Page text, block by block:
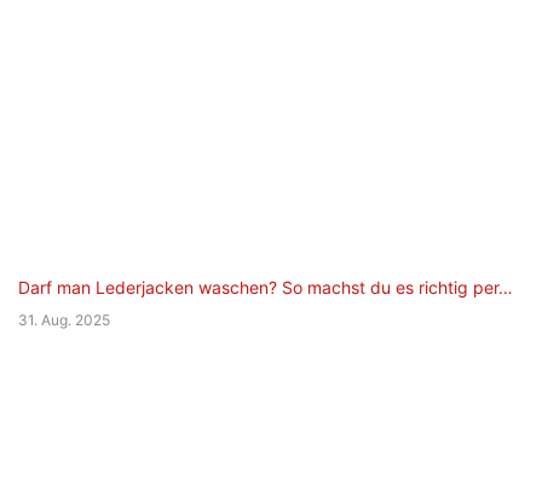
Darf man Lederjacken waschen? So machst du es richtig per…
31. Aug. 2025